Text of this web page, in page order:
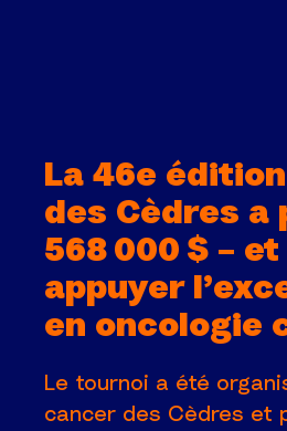
La 46e
des Cèdres a
568 000 $ –
appuyer
en oncologie
Le tournoi a été
cancer des Cèdres et